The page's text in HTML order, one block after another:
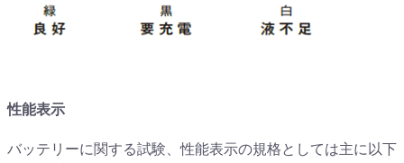
性能表示
バッテリーに関する試験、性能表示の規格としては主に以下